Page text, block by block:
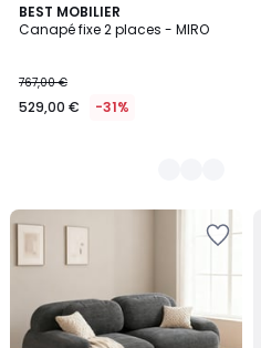
BEST MOBILIER
Canapé fixe 2 places - MIRO
767,00 €
529,00 € -31%
9
Couleurs